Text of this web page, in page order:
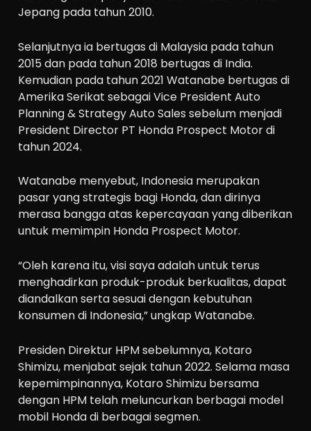
Jepang pada tahun 2010.
Selanjutnya ia bertugas di Malaysia pada tahun
2015 dan pada tahun 2018 bertugas di India.
Kemudian pada tahun 2021 Watanabe bertugas di
Amerika Serikat sebagai Vice President Auto
Planning & Strategy Auto Sales sebelum menjadi
President Director PT Honda Prospect Motor di
tahun 2024.
Watanabe menyebut, Indonesia merupakan
pasar yang strategis bagi Honda, dan dirinya
merasa bangga atas kepercayaan yang diberikan
untuk memimpin Honda Prospect Motor.
“Oleh karena itu, visi saya adalah untuk terus
menghadirkan produk-produk berkualitas, dapat
diandalkan serta sesuai dengan kebutuhan
konsumen di Indonesia,” ungkap Watanabe.
Presiden Direktur HPM sebelumnya, Kotaro
Shimizu, menjabat sejak tahun 2022. Selama masa
kepemimpinannya, Kotaro Shimizu bersama
dengan HPM telah meluncurkan berbagai model
mobil Honda di berbagai segmen.